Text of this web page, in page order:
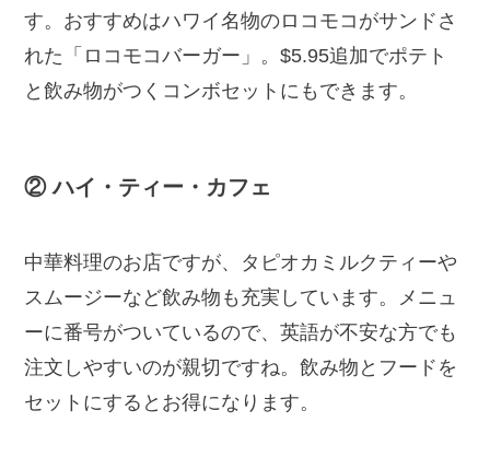
す。おすすめはハワイ名物のロコモコがサンドさ
れた「ロコモコバーガー」。$5.95追加でポテト
と飲み物がつくコンボセットにもできます。
② ハイ・ティー・カフェ
中華料理のお店ですが、タピオカミルクティーや
スムージーなど飲み物も充実しています。メニュ
ーに番号がついているので、英語が不安な方でも
注文しやすいのが親切ですね。飲み物とフードを
セットにするとお得になります。